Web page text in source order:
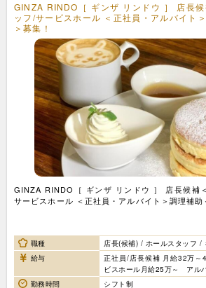
GINZA RINDO［ ギンザ リンドウ ］ 店長
ッフ/サービスホール ＜正社員・アルバイト
＞募集！
GINZA RINDO［ ギンザ リンドウ ］ 店長候補
サービスホール ＜正社員・アルバイト＞調理補助
職種
店長(候補) / ホールスタッフ /
給与
正社員/店長候補 月給32万
ビスホール月給25万～ アル
勤務時間
シフト制